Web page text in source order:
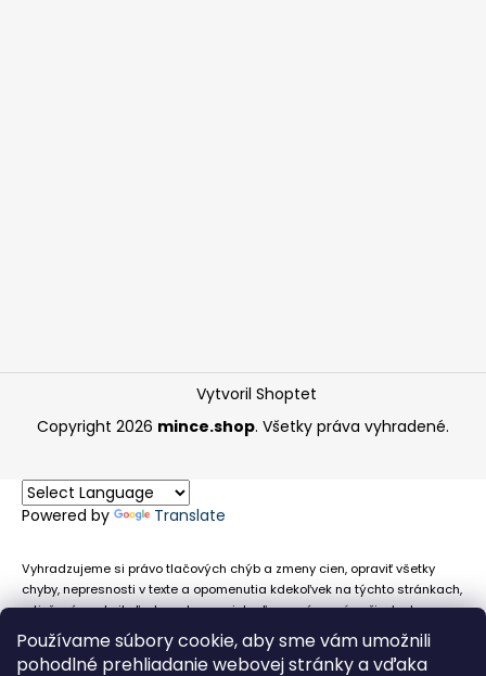
Používame súbory cookie, aby sme vám umožnili
pohodlné prehliadanie webovej stránky a vďaka
Vytvoril Shoptet
Copyright 2026 mince.shop. Všetky práva vyhradené.
Powered by Translate
Vyhradzujeme si právo tlačových chýb a zmeny cien, opraviť všetky
chyby, nepresnosti v texte a opomenutia kdekoľvek na týchto stránkach,
a tiež právo akejkoľvek osobe zamietnuť neoprávnenú požiadavku na
chybne uvedený text. Na stránkach sa môžu vyskytnúť technické
nepresnosti a typografické chyby alebo opomenutia v súvislosti s
informáciami zobrazenými na týchto stránkach, nevyplýva nám žiadna